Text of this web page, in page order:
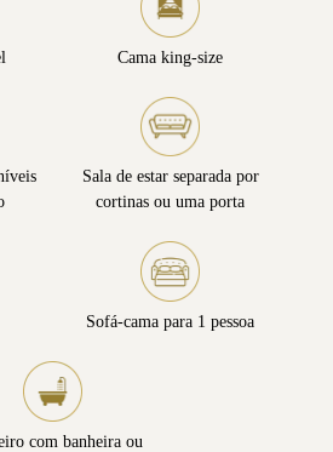
Cama king-size
Sala de estar separada por
cortinas ou uma porta
Sofá-cama para 1 pessoa
com banheira ou